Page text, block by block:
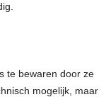
te bewaren door ze
mogelijk, maar